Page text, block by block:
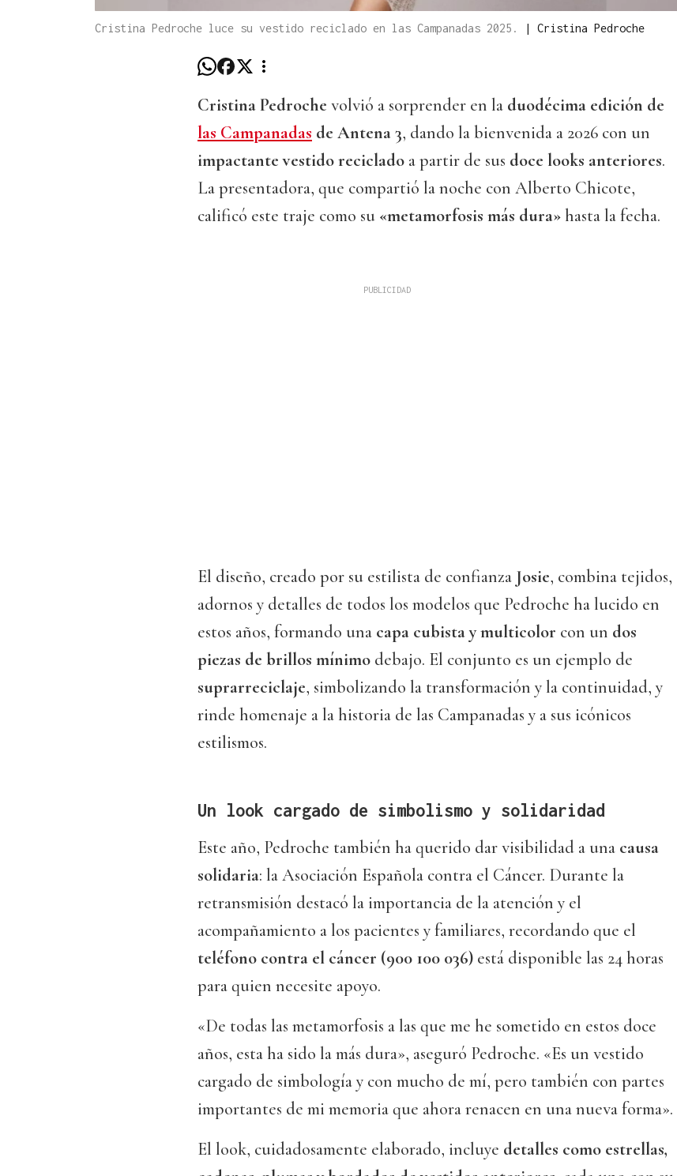
Cristina Pedroche luce su vestido reciclado en las Campanadas 2025. | Cristina Pedroche
Cristina Pedroche volvió a sorprender en la duodécima edición de
las Campanadas de Antena 3, dando la bienvenida a 2026 con un
impactante vestido reciclado a partir de sus doce looks anteriores.
La presentadora, que compartió la noche con Alberto Chicote,
calificó este traje como su «metamorfosis más dura»hasta la fecha.
El diseño, creado por su estilista de confianza Josie, combina tejidos,
adornos y detalles de todos los modelos que Pedroche ha lucido en
estos años, formando una capa cubista y multicolor con un dos
piezas de brillos mínimo debajo. El conjunto es un ejemplo de
suprarreciclaje, simbolizando la transformación y la continuidad, y
rinde homenaje a la historia de las Campanadas y a sus icónicos
estilismos.
Un look cargado de simbolismo y solidaridad
Este año, Pedroche también ha querido dar visibilidad a una causa
solidaria: la Asociación Española contra el Cáncer. Durante la
retransmisión destacó la importancia de la atención y el
acompañamiento a los pacientes y familiares, recordando que el
teléfono contra el cáncer (900 100 036) está disponible las 24 horas
para quien necesite apoyo.
«De todas las metamorfosis a las que me he sometido en estos doce
años, esta ha sido la más dura», aseguró Pedroche. «Es un vestido
cargado de simbología y con mucho de mí, pero también con partes
importantes de mi memoria que ahora renacen en una nueva forma».
El look, cuidadosamente elaborado, incluye detalles como estrellas,